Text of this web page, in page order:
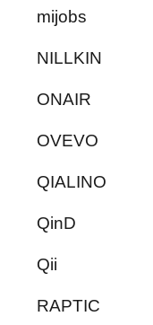
mijobs
NILLKIN
ONAIR
OVEVO
QIALINO
QinD
Qii
RAPTIC